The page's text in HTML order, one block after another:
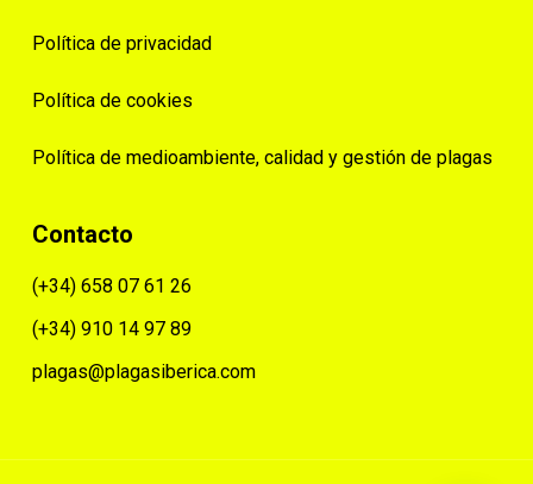
Política de privacidad
Política de cookies
Política de medioambiente, calidad y gestión de plagas
Contacto
(+34) 658 07 61 26
(+34) 910 14 97 89
plagas@plagasiberica.com